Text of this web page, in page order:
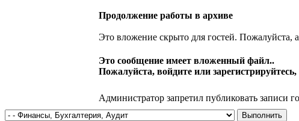
Продолжение работы в архиве
Это вложение скрыто для гостей. Пожалуйста,
Это сообщение имеет вложенный файл..
Пожалуйста, войдите или
Администратор запретил публиковать записи